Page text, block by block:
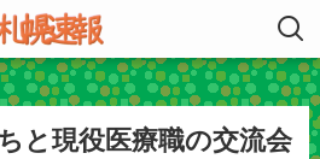
と現役医療職の交流会